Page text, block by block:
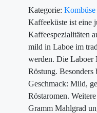
Kategorie: Kombüse
Kaffeeküste ist eine
Kaffeespezialitäten
mild in Laboe im
werden. Die Laboer
Röstung.
Geschmack: Mild,
Röstaromen.
Gramm Mahlgrad